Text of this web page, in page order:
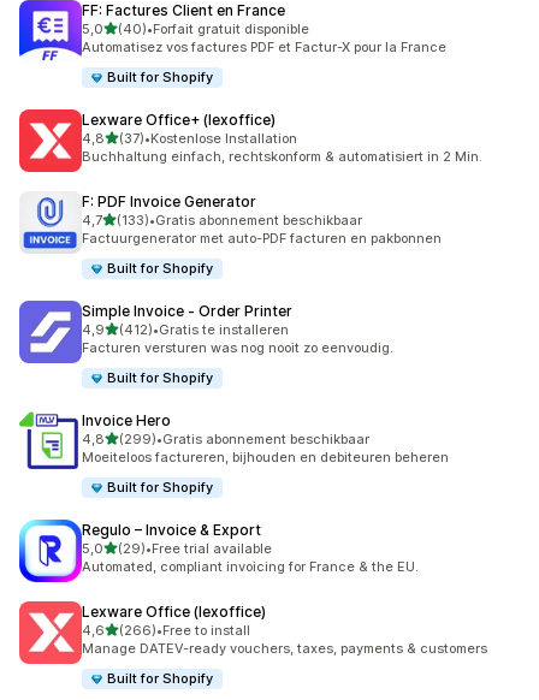
FF: Factures Client en France
5,0van 5 sterren
(40)
40 recensies in totaal
•Forfait gratuit disponible
Automatisez vos factures PDF et Factur-X pour la France
Built for Shopify
Lexware Office+ (lexoffice)
4,8van 5 sterren
(37)
37 recensies in totaal
•Kostenlose Installation
Buchhaltung einfach, rechtskonform & automatisiert in 2 Min.
F: PDF Invoice Generator
4,7van 5 sterren
(133)
133 recensies in totaal
•Gratis abonnement beschikbaar
Factuurgenerator met auto-PDF facturen en pakbonnen
Built for Shopify
Simple Invoice ‑ Order Printer
4,9van 5 sterren
(412)
412 recensies in totaal
•Gratis te installeren
Facturen versturen was nog nooit zo eenvoudig.
Built for Shopify
Invoice Hero
4,8van 5 sterren
(299)
299 recensies in totaal
•Gratis abonnement beschikbaar
Moeiteloos factureren, bijhouden en debiteuren beheren
Built for Shopify
Regulo – Invoice & Export
5,0van 5 sterren
(29)
29 recensies in totaal
•Free trial available
Automated, compliant invoicing for France & the EU.
Lexware Office (lexoffice)
4,6van 5 sterren
(266)
266 recensies in totaal
•Free to install
Manage DATEV-ready vouchers, taxes, payments & customers
Built for Shopify